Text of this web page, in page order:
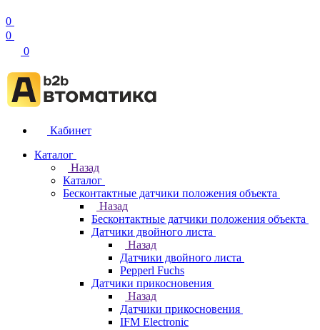
0
0
0
Кабинет
Каталог
Назад
Каталог
Бесконтактные датчики положения объекта
Назад
Бесконтактные датчики положения объекта
Датчики двойного листа
Назад
Датчики двойного листа
Pepperl Fuchs
Датчики прикосновения
Назад
Датчики прикосновения
IFM Electronic